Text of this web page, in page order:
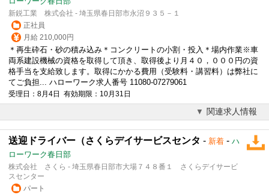
新鋭工業 株式会社 - 埼玉県春日部市永沼９３５－１
正社員
月給 210,000円
＊再生砕石・砂の積み込み＊コンクリートの小割・投入＊場内作業※車
両系建設機械の資格を取得して頂き、取得後より月４０，０００円の資
格手当を支給致します。取得にかかる費用（受験料・講習料）は弊社に
てご負担... ハローワーク求人番号 11080-07279061
受理日：8月4日 有効期限：10月31日
関連求人情報
送迎ドライバー（さくらデイサービスセンタ - 新着 - ハ
ローワーク春日部
株式会社 さくら - 埼玉県春日部市大場７４８番１ さくらデイサービ
スセンター
パート